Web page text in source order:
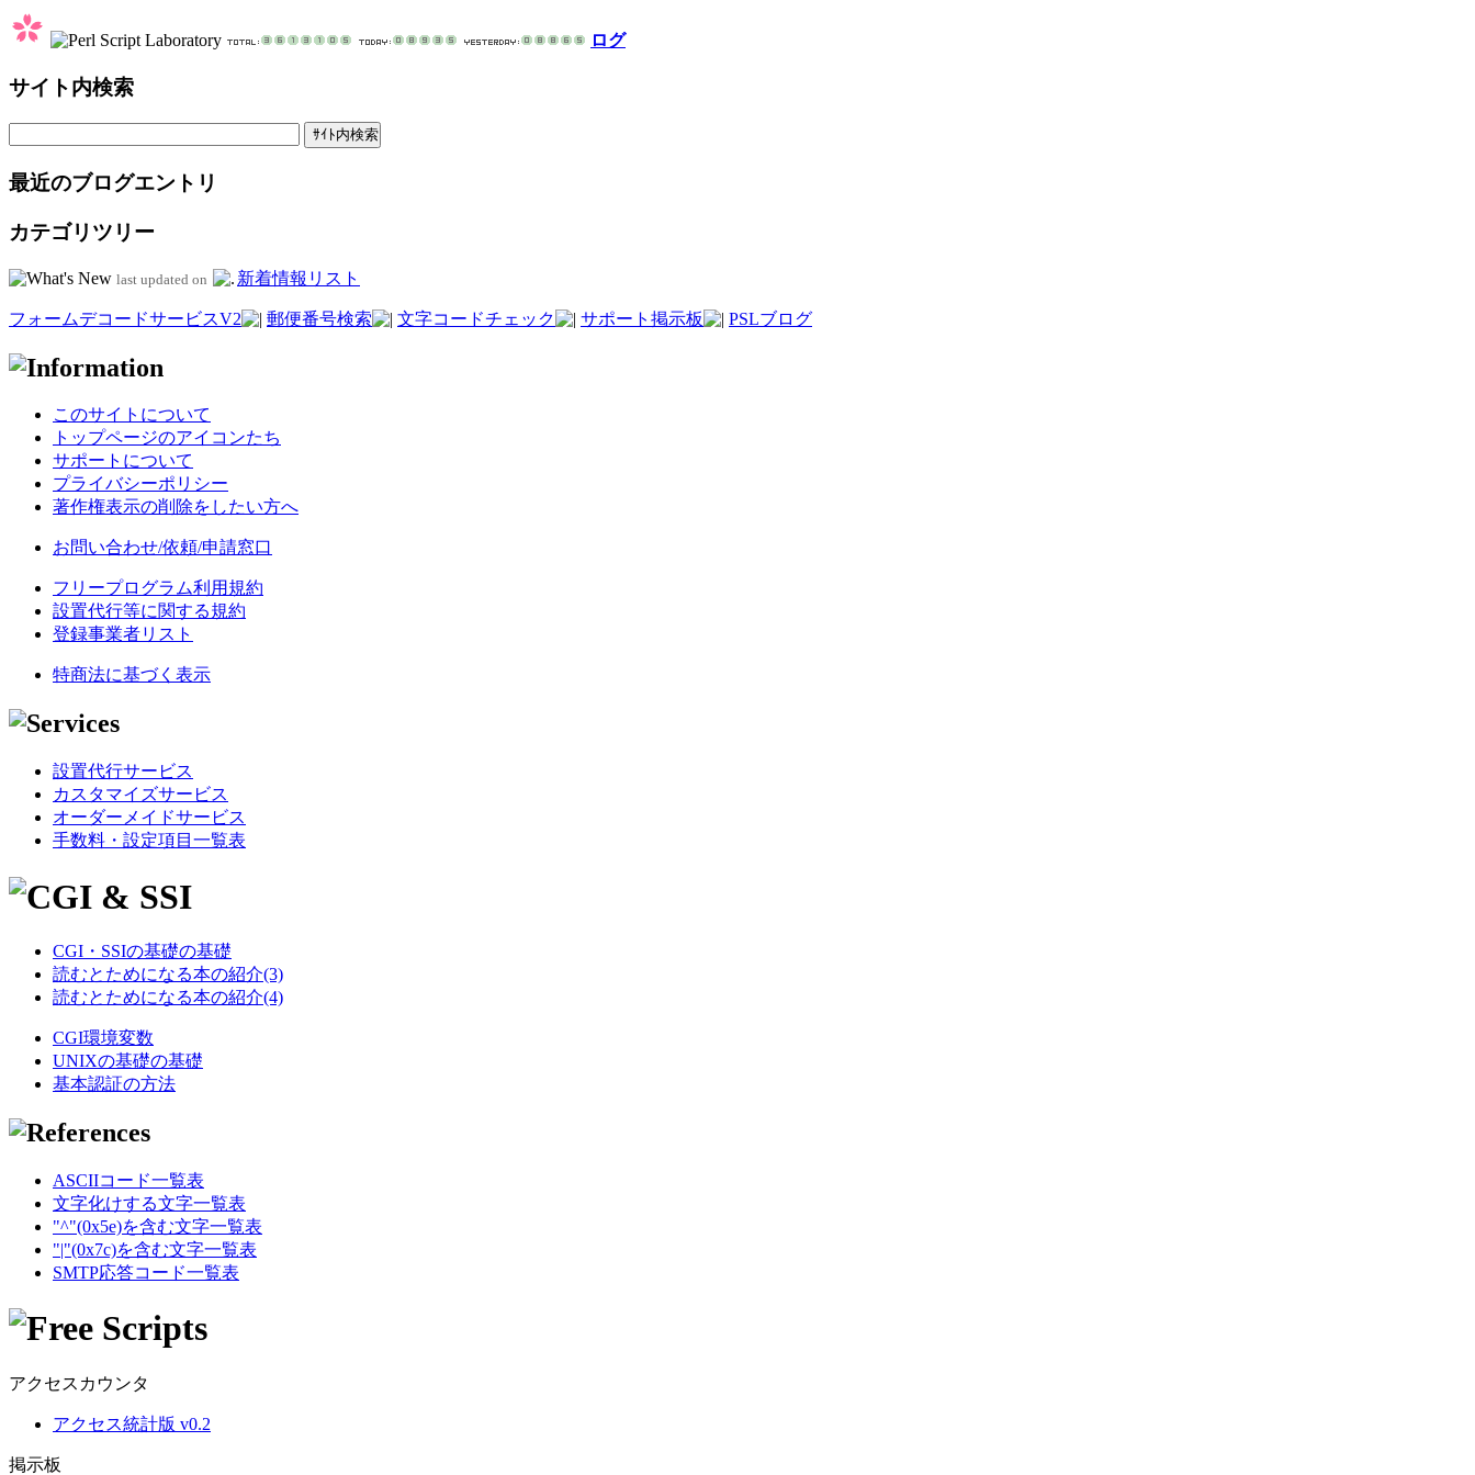
ログ
サイト内検索
最近のブログエントリ
カテゴリツリー
last updated on 新着情報リスト
フォームデコードサービスV2 郵便番号検索 文字コードチェック サポート掲示板 PSLブログ
このサイトについて
トップページのアイコンたち
サポートについて
プライバシーポリシー
著作権表示の削除をしたい方へ
お問い合わせ/依頼/申請窓口
フリープログラム利用規約
設置代行等に関する規約
登録事業者リスト
特商法に基づく表示
設置代行サービス
カスタマイズサービス
オーダーメイドサービス
手数料・設定項目一覧表
CGI・SSIの基礎の基礎
読むとためになる本の紹介(3)
読むとためになる本の紹介(4)
CGI環境変数
UNIXの基礎の基礎
基本認証の方法
ASCIIコード一覧表
文字化けする文字一覧表
"^"(0x5e)を含む文字一覧表
"|"(0x7c)を含む文字一覧表
SMTP応答コード一覧表
アクセスカウンタ
アクセス統計版 v0.2
掲示板